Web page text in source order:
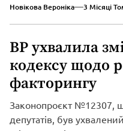
Новікова Вероніка 3 Місяці
ВР ухвалила
кодексу щодо
факторингу
Законопроєкт №12307,
депутатів, був